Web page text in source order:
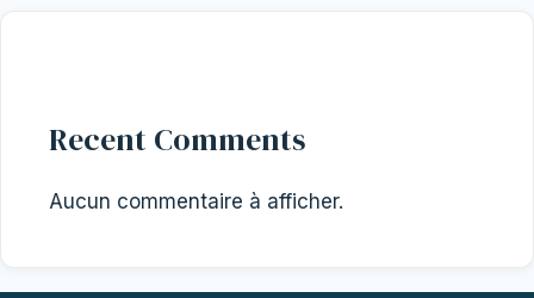
Recent Comments
Aucun commentaire à afficher.